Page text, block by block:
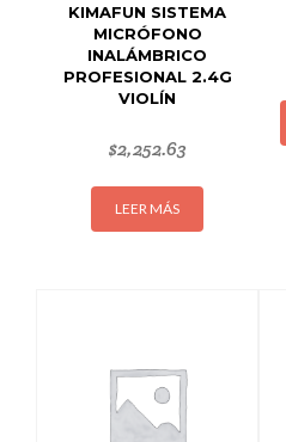
KIMAFUN SISTEMA
MICRÓFONO
INALÁMBRICO
PROFESIONAL 2.4G
VIOLÍN
$2,252.63
LEER MÁS